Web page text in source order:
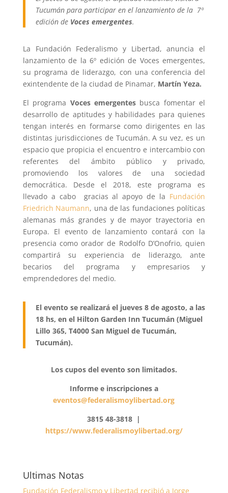
Tucumán para participar en el lanzamiento de la 7º
edición de Voces emergentes.
La Fundación Federalismo y Libertad, anuncia el
lanzamiento de la 6º edición de Voces emergentes,
su programa de liderazgo, con una conferencia del
exintendente de la ciudad de Pinamar, Martín Yeza.
El programa Voces emergentes busca fomentar el
desarrollo de aptitudes y habilidades para quienes
tengan interés en formarse como dirigentes en las
distintas jurisdicciones de Tucumán. A su vez, es un
espacio que propicia el encuentro e intercambio con
referentes del ámbito público y privado,
promoviendo los valores de una sociedad
democrática. Desde el 2018, este programa es
llevado a cabo gracias al apoyo de la Fundación
Friedrich Naumann, una de las fundaciones políticas
alemanas más grandes y de mayor trayectoria en
Europa. El evento de lanzamiento contará con la
presencia como orador de Rodolfo D’Onofrio, quien
compartirá su experiencia de liderazgo, ante
becarios del programa y empresarios y
emprendedores del medio.
El evento se realizará el jueves 8 de agosto, a las
18 hs, en el Hilton Garden Inn Tucumán (Miguel
Lillo 365, T4000 San Miguel de Tucumán,
Tucumán).
Los cupos del evento son limitados.
Informe e inscripciones a
eventos@federalismoylibertad.org
3815 48-3818 |
https://www.federalismoylibertad.org/
Ultimas Notas
Fundación Federalismo y Libertad recibió a Jorge